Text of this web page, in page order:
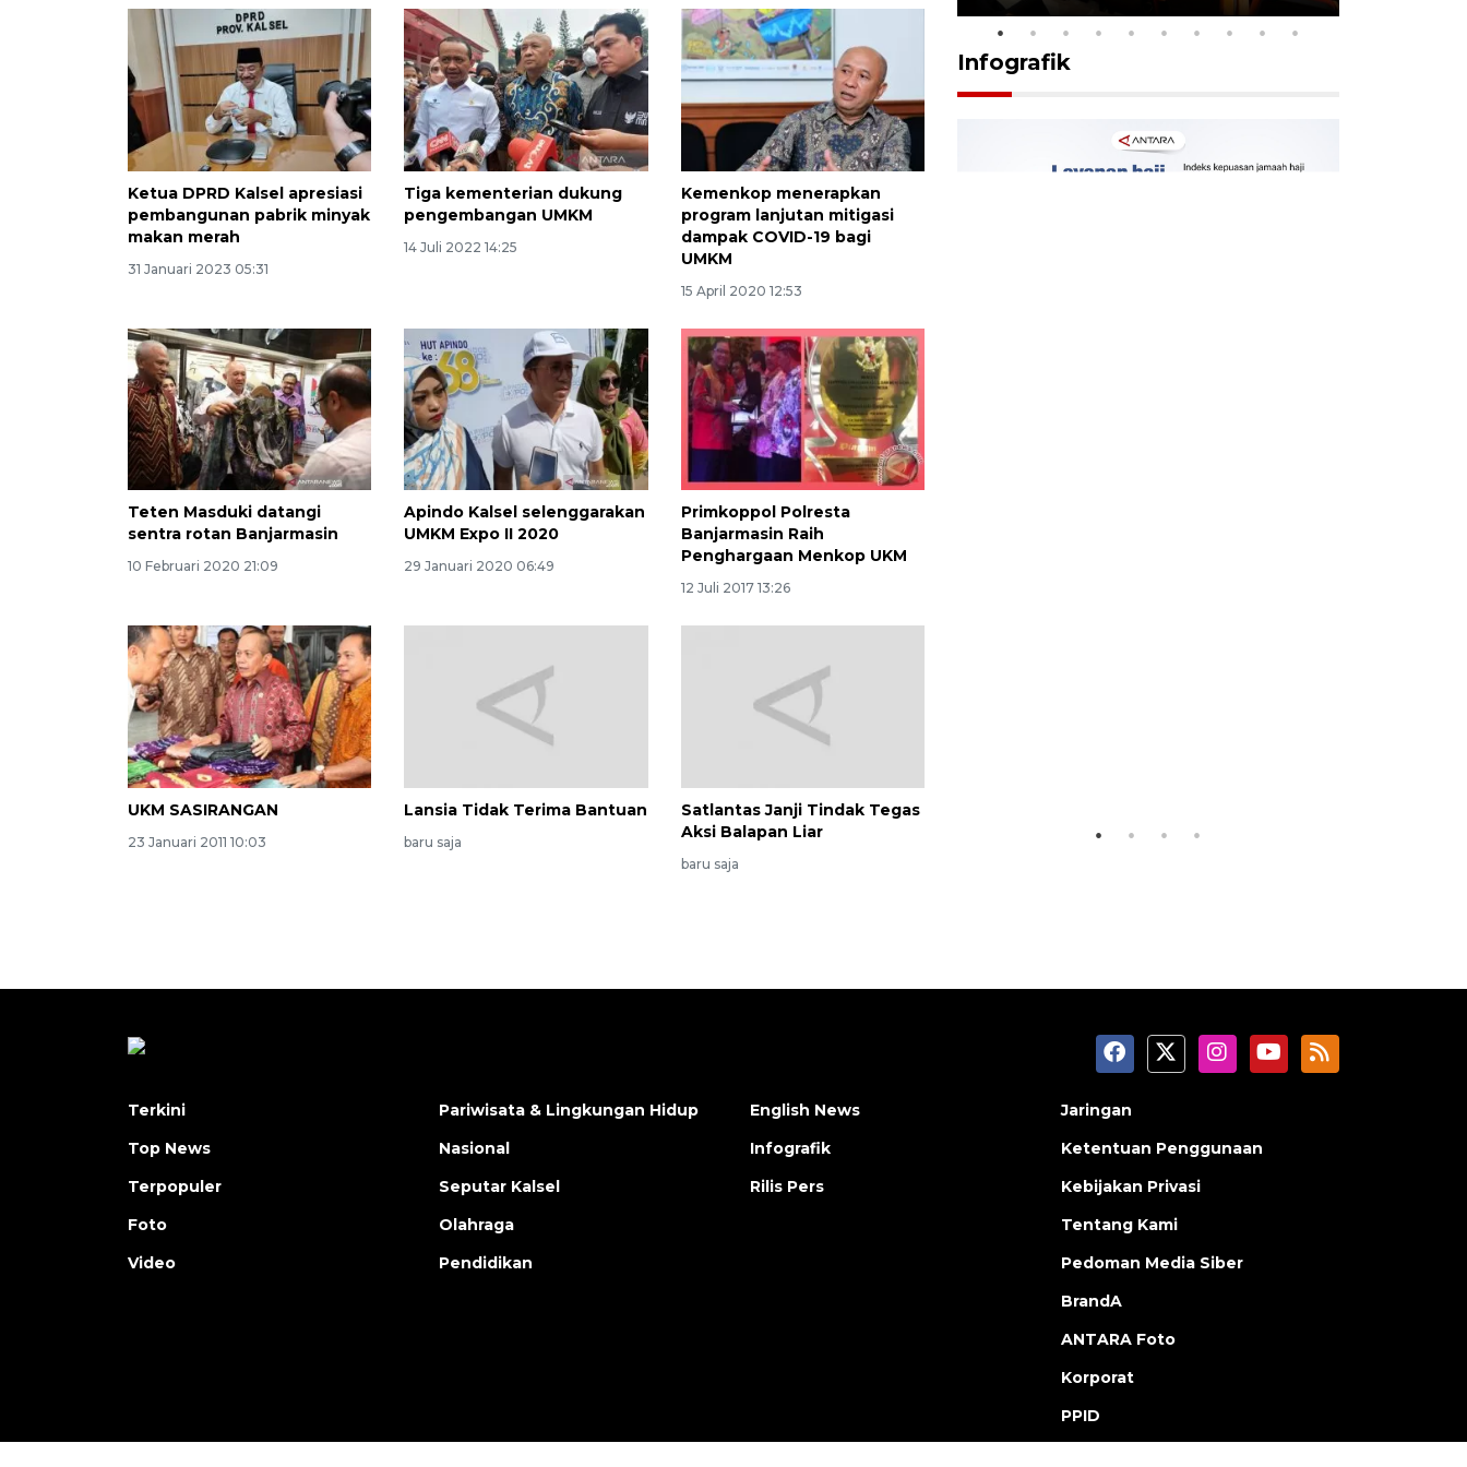
Ketua DPRD Kalsel apresiasi
pembangunan pabrik minyak
makan merah
31 Januari 2023 05:31
Tiga kementerian dukung
pengembangan UMKM
14 Juli 2022 14:25
Kemenkop menerapkan
program lanjutan mitigasi
dampak COVID-19 bagi
UMKM
15 April 2020 12:53
Teten Masduki datangi
sentra rotan Banjarmasin
10 Februari 2020 21:09
Apindo Kalsel selenggarakan
UMKM Expo II 2020
29 Januari 2020 06:49
Primkoppol Polresta
Banjarmasin Raih
Penghargaan Menkop UKM
12 Juli 2017 13:26
UKM SASIRANGAN
23 Januari 2011 10:03
Lansia Tidak Terima Bantuan
baru saja
Satlantas Janji Tindak Tegas
Aksi Balapan Liar
baru saja
Infografik
160 ribu sambungan baru
2026-08-07 18:00:00
Terkini
Top News
Terpopuler
Foto
Video
Pariwisata & Lingkungan Hidup
Nasional
Seputar Kalsel
Olahraga
Pendidikan
English News
Infografik
Rilis Pers
Jaringan
Ketentuan Penggunaan
Kebijakan Privasi
Tentang Kami
Pedoman Media Siber
BrandA
ANTARA Foto
Korporat
PPID